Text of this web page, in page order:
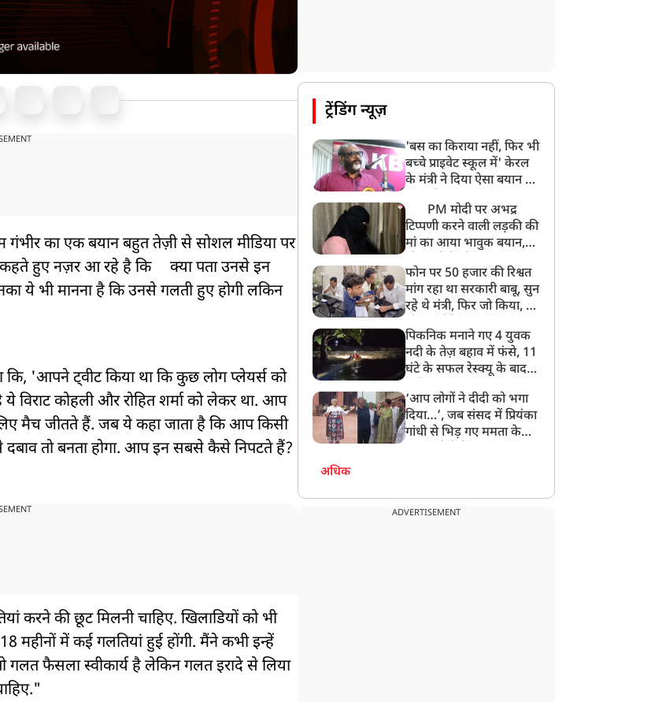
गंभीर का एक बयान बहुत तेज़ी से सोशल मीडिया पर
कहते हुए नज़र आ रहे है कि
क्या पता उनसे इन
ये भी मानना है कि उनसे गलती हुए होगी लकिन
'आपने ट्वीट किया था कि कुछ लोग प्लेयर्स को
कोहली और रोहित शर्मा को लेकर था. आप
मैच जीतते हैं. जब ये कहा जाता है कि आप किसी
दबाव तो बनता होगा. आप इन सबसे कैसे निपटते हैं?
करने की छूट मिलनी चाहिए. खिलाडियों को भी
में कई गलतियां हुई होंगी. मैंने कभी इन्हें
गलत फैसला स्वीकार्य है लेकिन गलत इरादे से लिया
ट्रेंडिंग न्यूज़
'बस का किराया नहीं, फिर भी
बच्चे प्राइवेट स्कूल में' केरल
के मंत्री ने दिया ऐसा बयान की
PM मोदी पर अभद्र
टिप्पणी करने वाली लड़की की
मां का आया भावुक बयान,
बेटी को गोद लें प्रधानमंत्री
फोन पर 50 हजार की रिश्वत
मांग रहा था सरकारी बाबू, सुन
रहे थे मंत्री, फिर जो किया, वो
पिकनिक मनाने गए 4 युवक
नदी के तेज़ बहाव में फंसे, 11
घंटे के सफल रेस्क्यू के बाद
‘आप लोगों ने दीदी को भगा
दिया…’, जब संसद में प्रियंका
गांधी से भिड़ गए ममता के
अधिक
ADVERTISEMENT